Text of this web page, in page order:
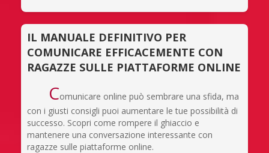
IL MANUALE DEFINITIVO PER
COMUNICARE EFFICACEMENTE CON
RAGAZZE SULLE PIATTAFORME ONLINE
Comunicare online può sembrare una sfida, ma
con i giusti consigli puoi aumentare le tue possibilità di
successo. Scopri come rompere il ghiaccio e
mantenere una conversazione interessante con
ragazze sulle piattaforme online.